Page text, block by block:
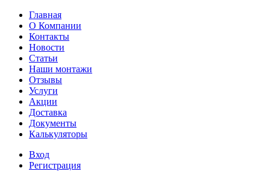
Главная
О Компании
Контакты
Новости
Статьи
Наши монтажи
Отзывы
Услуги
Акции
Доставка
Документы
Калькуляторы
Вход
Регистрация